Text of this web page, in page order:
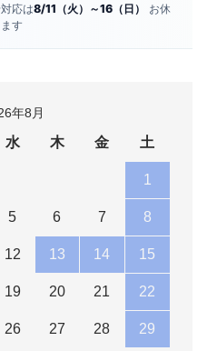
応は8/11（火）～16（日）
お休
す
年8月
水 木 金 土
1
5 6 7 8
12 13 14 15
19 20 21 22
26 27 28 29